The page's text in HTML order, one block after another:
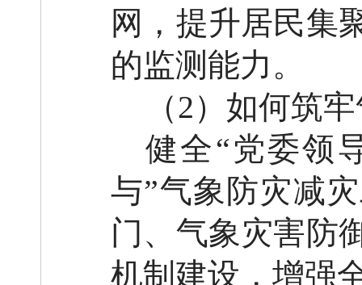
网，提升居民集
的监测能力。
（2）如何筑
健全“党委领
与”气象防灾减
门、气象灾害防
机制建设，增强